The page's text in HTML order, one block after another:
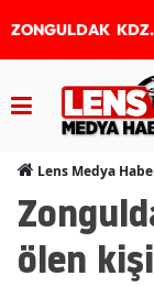
ZONGULDAK
Lens Medya
ölen kişi